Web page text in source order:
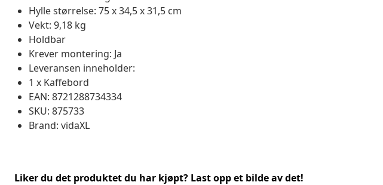
Hylle størrelse: 75 x 34,5 x 31,5 cm
Vekt: 9,18 kg
Holdbar
Krever montering: Ja
Leveransen inneholder:
1 x Kaffebord
EAN: 8721288734334
SKU: 875733
Brand: vidaXL
Liker du det produktet du har kjøpt? Last opp et bilde av det!